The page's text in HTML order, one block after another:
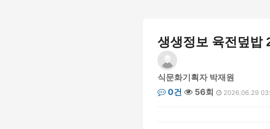
생생정보 육전덮밥
식문화기획자 박재원
0건
56회 2026.06.29